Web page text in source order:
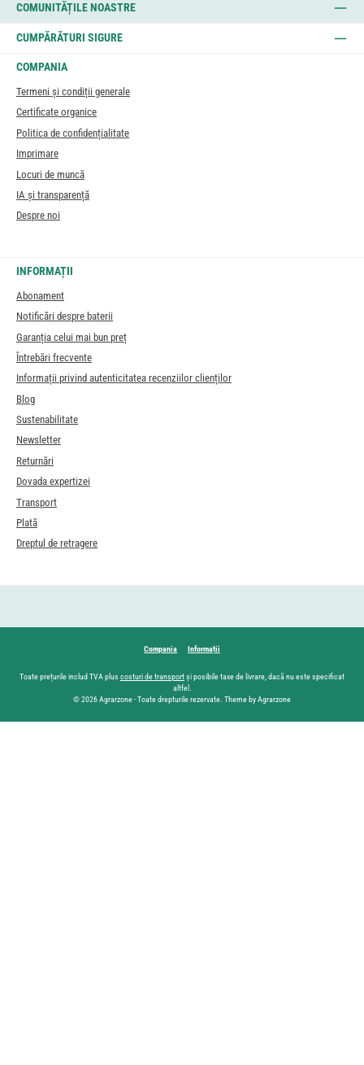
COMUNITĂȚILE NOASTRE
CUMPĂRĂTURI SIGURE
COMPANIA
Termeni și condiții generale
Certificate organice
Politica de confidențialitate
Imprimare
Locuri de muncă
IA și transparență
Despre noi
INFORMAȚII
Abonament
Notificări despre baterii
Garanția celui mai bun preț
Întrebări frecvente
Informații privind autenticitatea recenziilor clienților
Blog
Sustenabilitate
Newsletter
Returnări
Dovada expertizei
Transport
Plată
Dreptul de retragere
Compania Informații
Toate prețurile includ TVA plus costuri de transportși posibile taxe de livrare, dacă nu este specificat
altfel.
© 2026 Agrarzone - Toate drepturile rezervate. Theme by Agrarzone